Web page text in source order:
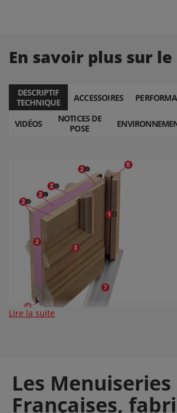
En savoir plus sur
DESCRIPTIF
TECHNIQUE
ACCESSOIRES
VIDÉOS
NOTICES DE
POSE
Lire la suite
Les Menuiseries
Françaises,